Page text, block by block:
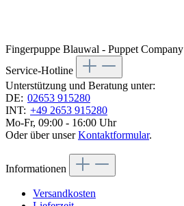
Fingerpuppe Blauwal - Puppet Company
Service-Hotline
Unterstützung und Beratung unter:
DE: 02653 915280
INT: +49 2653 915280
Mo-Fr, 09:00 - 16:00 Uhr
Oder über unserKontaktformular.
Informationen
Versandkosten